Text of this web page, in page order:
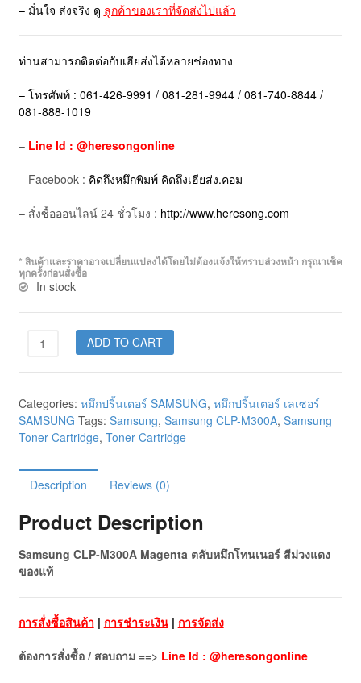
– มั่นใจ ส่งจริง ดู ลูกค้าของเราที่จัดส่งไปแล้ว
ท่านสามารถติดต่อกับเฮียส่งได้หลายช่องทาง
– โทรศัพท์ : 061-426-9991 / 081-281-9944 / 081-740-8844 /
081-888-1019
– Line Id : @heresongonline
– Facebook : คิดถึงหมึกพิมพ์ คิดถึงเฮียส่ง.คอม
– สั่งซื้อออนไลน์ 24 ชั่วโมง : http://www.heresong.com
* สินค้าและราคาอาจเปลี่ยนแปลงได้โดยไม่ต้องแจ้งให้ทราบล่วงหน้า กรุณาเช็ค
ทุกครั้งก่อนสั่งซื้อ
In stock
ADD TO CART
Categories: หมึกปริ้นเตอร์ SAMSUNG, หมึกปริ้นเตอร์ เลเซอร์
SAMSUNG Tags: Samsung, Samsung CLP-M300A, Samsung
Toner Cartridge, Toner Cartridge
Description Reviews (0)
Product Description
Samsung CLP-M300A Magenta ตลับหมึกโทนเนอร์ สีม่วงแดง
ของแท้
การสั่งซื้อสินค้า | การชำระเงิน| การจัดส่ง
ต้องการสั่งซื้อ / สอบถาม ==> Line Id : @heresongonline